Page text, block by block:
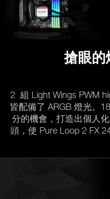
搶眼的
2 組 Light Wings PWM
皆配備了 ARGB 燈光。
分的機會，打造出個人
頭，使 Pure Loop 2 FX